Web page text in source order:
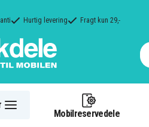
Hurtig levering Fragt kun 29,-
Mobilreservedele